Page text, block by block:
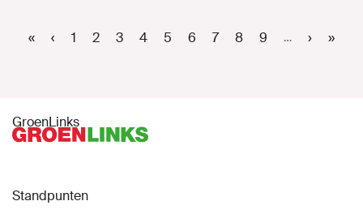
Paginering
Eerste
«
Vorige
‹ Page
1 Page
2
Huidige
3 Page
4 Page
5 Page
6 Page
7 Page
8 Page
9 …
Volgende
› »
GroenLinks
Standpunten